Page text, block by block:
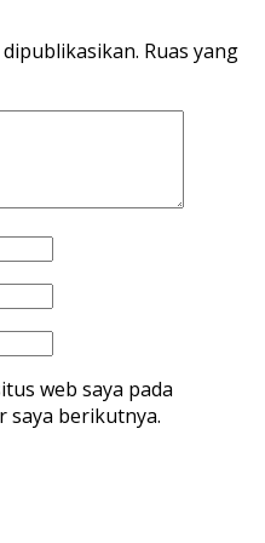
Ruas yang
web saya pada
saya berikutnya.